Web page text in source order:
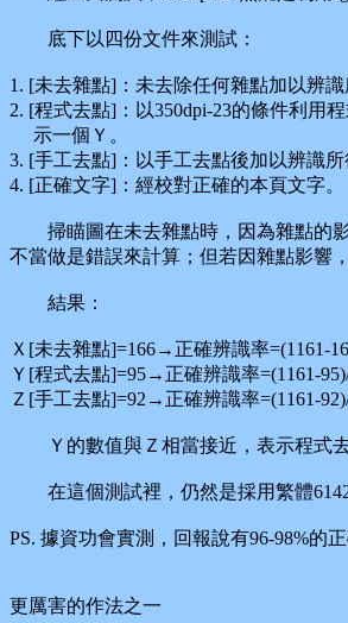
底下以四份文件來測試：
1. [未去雜點]：未去除任何雜點加以辨
2. [程式去點]：以350dpi-23的條件利用
示一個Ｙ。
3. [手工去點]：以手工去點後加以辨識
4. [正確文字]：經校對正確的本頁文字。
掃瞄圖在未去雜點時，因為雜點的影
不當做是錯誤來計算；但若因雜點影響
結果：
Ｘ[未去雜點]=166→正確辨識率=(1161-
Ｙ[程式去點]=95→正確辨識率=(1161-
Ｚ[手工去點]=92→正確辨識率=(1161-
Ｙ的數值與Ｚ相當接近，表示程式去
在這個測試裡，仍然是採用繁體6142
PS. 據資功會實測，回報說有96-98%的正
更厲害的作法之一